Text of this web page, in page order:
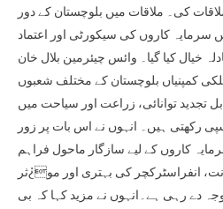
کی۔ ملاقات میں بلوچستان کے دور
سرمایہ کاروں کی سیکورٹی اور اعتماد
خیال کیا گیا۔ وائس چیئرمین بلال خان
کمپنیاں بلوچستان کے مختلف شعبوں
تجدید توانائی، زراعت اور سیاحت میں
رکھتی ہیں۔ انہوں نے اس بات پر زور
کاروں کے لیے سازگار ماحول فراہم
انفراسٹرکچر کی بہتری اور مو¿ثر
دے رہی ہے۔انہوں نے مزید کہا کہ بی